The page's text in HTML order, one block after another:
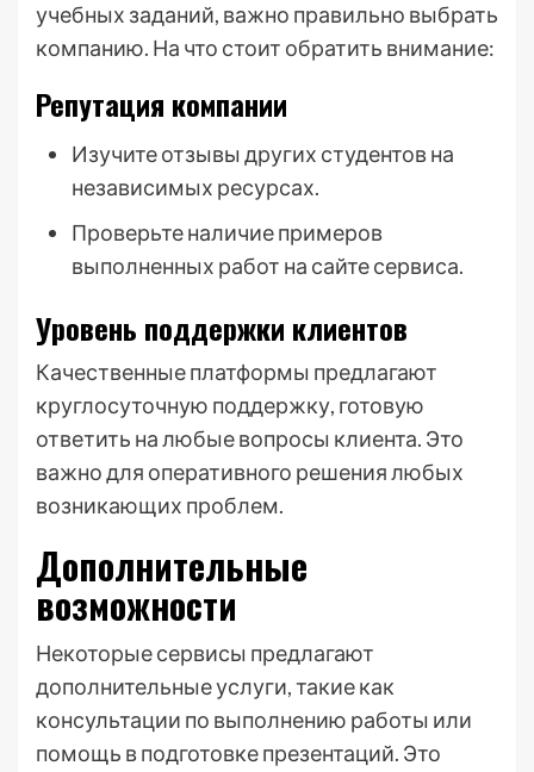
учебных заданий, важно правильно выбрать
компанию. На что стоит обратить внимание:
Репутация компании
Изучите отзывы других студентов на
независимых ресурсах.
Проверьте наличие примеров
выполненных работ на сайте сервиса.
Уровень поддержки клиентов
Качественные платформы предлагают
круглосуточную поддержку, готовую
ответить на любые вопросы клиента. Это
важно для оперативного решения любых
возникающих проблем.
Дополнительные
возможности
Некоторые сервисы предлагают
дополнительные услуги, такие как
консультации по выполнению работы или
помощь в подготовке презентаций. Это